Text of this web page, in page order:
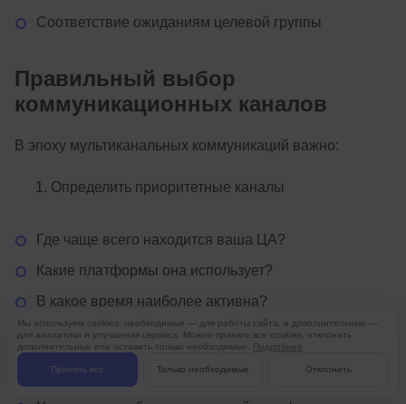
Соответствие ожиданиям целевой группы
Правильный выбор
коммуникационных каналов
В эпоху мультиканальных коммуникаций важно:
Определить приоритетные каналы
Где чаще всего находится ваша ЦА?
Какие платформы она использует?
В какое время наиболее активна?
Адаптировать контент
Мы используем cookies: необходимые — для работы сайта, а дополнительные —
для аналитики и улучшения сервиса. Можно принять все cookies, отклонить
дополнительные или оставить только необходимые. Подробнее
Принять все Только необходимые Отклонить